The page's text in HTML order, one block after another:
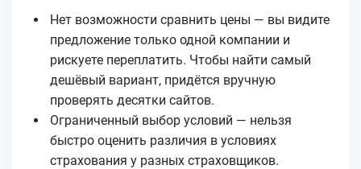
Нет возможности сравнить цены — вы видите
предложение только одной компании и
рискуете переплатить. Чтобы найти самый
дешёвый вариант, придётся вручную
проверять десятки сайтов.
Ограниченный выбор условий — нельзя
быстро оценить различия в условиях
страхования у разных страховщиков.